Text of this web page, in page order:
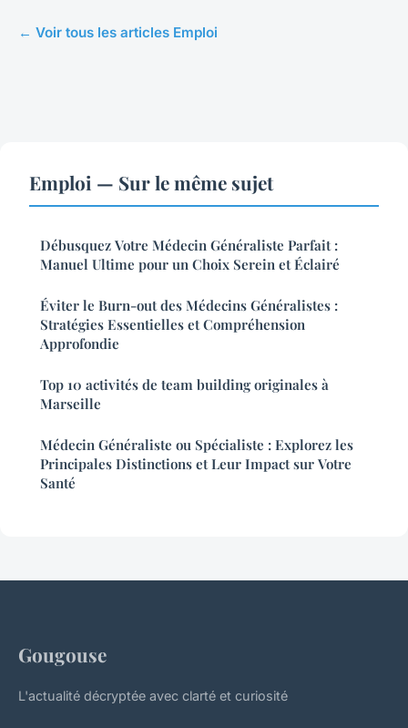
← Voir tous les articles Emploi
Emploi — Sur le même sujet
Débusquez Votre Médecin Généraliste Parfait :
Manuel Ultime pour un Choix Serein et Éclairé
Éviter le Burn-out des Médecins Généralistes :
Stratégies Essentielles et Compréhension
Approfondie
Top 10 activités de team building originales à
Marseille
Médecin Généraliste ou Spécialiste : Explorez les
Principales Distinctions et Leur Impact sur Votre
Santé
Gougouse
L'actualité décryptée avec clarté et curiosité